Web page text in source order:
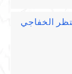
الخفاجي